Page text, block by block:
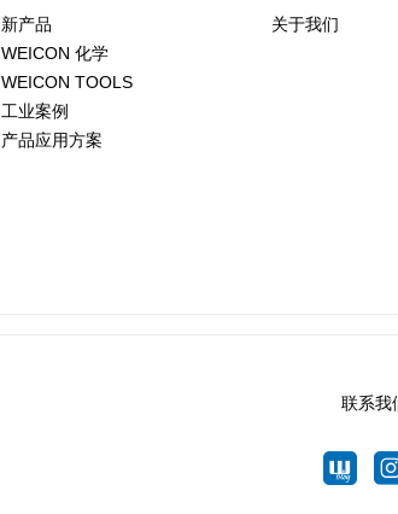
新产品
WEICON 化学
WEICON TOOLS
工业案例
产品应用方案
关于我们
联系我